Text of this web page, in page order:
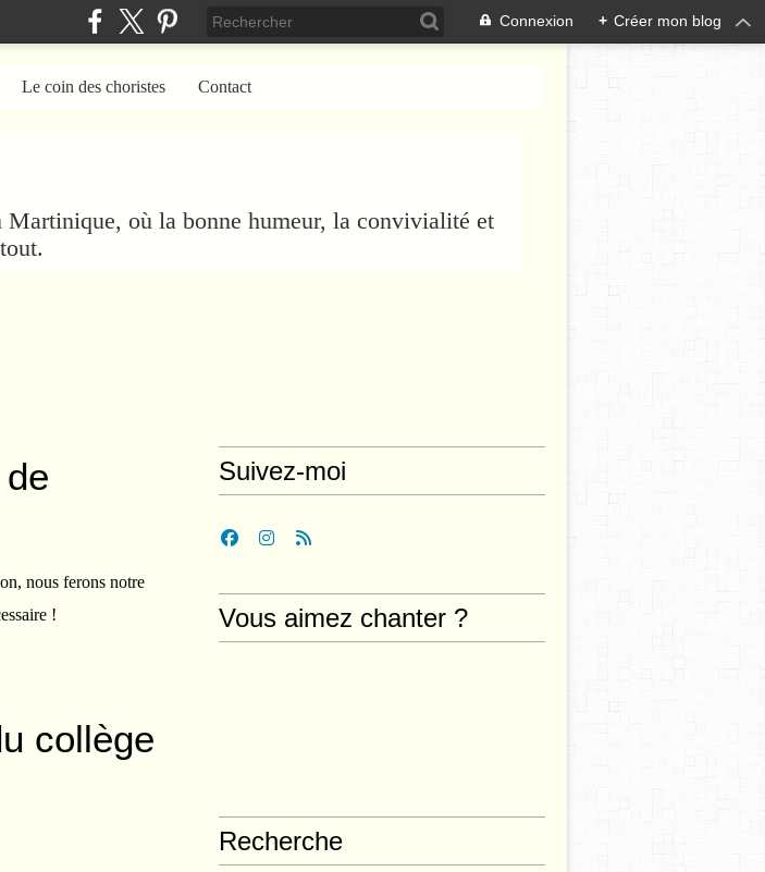
Connexion + Créer mon blog
Martinique, où la bonne humeur, la convivialité et
Le coin des choristes Contact
nous ferons notre
!
collège
Suivez-moi
Vous aimez chanter ?
Recherche